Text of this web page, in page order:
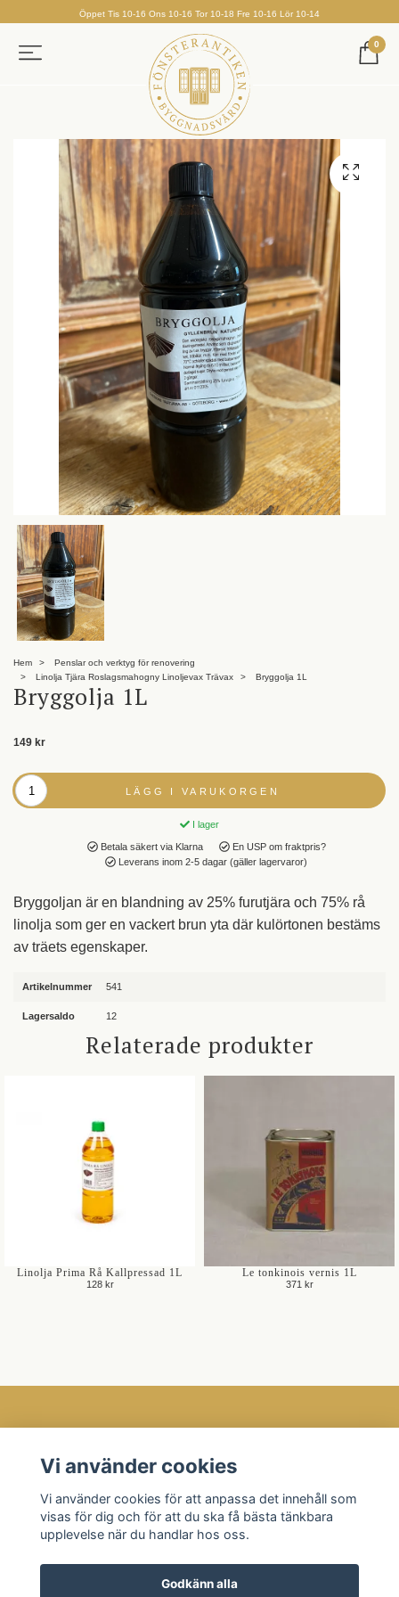
Öppet Tis 10-16 Ons 10-16 Tor 10-18 Fre 10-16 Lör 10-14
0
Hem
Penslar och verktyg för renovering
Linolja Tjära Roslagsmahogny Linoljevax Trävax
Bryggolja 1L
Bryggolja 1L
149 kr
LÄGG I VARUKORGEN
I lager
Betala säkert via Klarna
En USP om fraktpris?
Leverans inom 2-5 dagar (gäller lagervaror)
Bryggoljan är en blandning av 25% furutjära och 75% rå
linolja som ger en vackert brun yta där kulörtonen bestäms
av träets egenskaper.
Artikelnummer 541
Lagersaldo 12
Relaterade produkter
Linolja Prima Rå Kallpressad 1L
128 kr
Le tonkinois vernis 1L
371 kr
Kundtjänst
Läs mer
Sociala medier
Vi använder cookies
Vi använder cookies för att anpassa det innehåll som
visas för dig och för att du ska få bästa tänkbara
upplevelse när du handlar hos oss.
Godkänn alla